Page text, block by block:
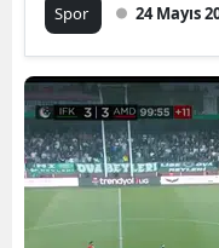
Spor 24 Mayıs